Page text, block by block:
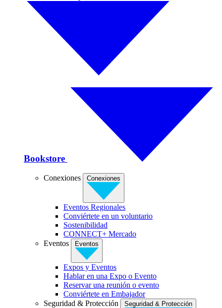
Bookstore
Conexiones Conexiones
Eventos Regionales
Conviértete en un voluntario
Sostenibilidad
CONNECT+ Mercado
Eventos
Eventos
Expos y Eventos
Hablar en una Expo o Evento
Reservar una reunión o evento
Conviértete en Embajador
Seguridad & Protección
Seguridad & Protección